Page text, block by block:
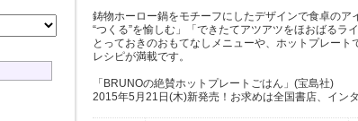
鋳物ホーロー鍋をモチーフにしたデザインで食卓の
“つくる”を愉しむ」「できたてアツアツをほおばるラ
とっておきのおもてなしメニューや、ホットプレー
レシピが満載です。
「BRUNOの絶賛ホットプレートごはん」(宝島社)
2015年5月21日(木)新発売！お求めは全国書店、インタ